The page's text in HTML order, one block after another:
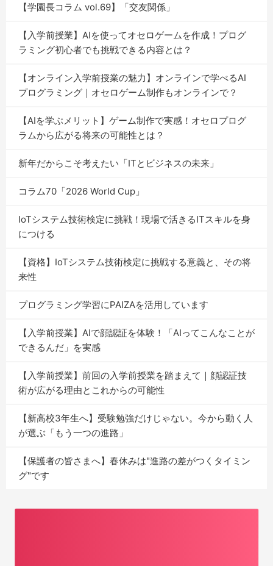
【学園長コラム vol.69】「交友関係」
【入学前授業】AIを使ってオセロゲームを作成！プログ
ラミング初心者でも挑戦できる内容とは？
【オンライン入学前授業の魅力】オンラインで学べるAI
プログラミング｜オセロゲーム制作もオンラインで？
【AIを学ぶメリット】ゲーム制作で実感！オセロプログ
ラムから広がる将来の可能性とは？
新年だからこそ考えたい「ITとビジネスの未来」
コラム70「2026 World Cup」
IoTシステム技術検定に挑戦！現場で活きるITスキルを身
につける
【資格】IoTシステム技術検定に挑戦する意義と、その将
来性
プログラミング学習にPAIZAを活用しています
【入学前授業】AIで顔認証を体験！「AIってこんなことが
できるんだ」を実感
【入学前授業】前回の入学前授業を踏まえて｜顔認証技
術が広がる理由とこれからの可能性
【新高校3年生へ】受験勉強だけじゃない。今から動く人
が選ぶ「もう一つの進路」
【保護者の皆さまへ】春休みは"進路の差がつくタイミン
グ"です